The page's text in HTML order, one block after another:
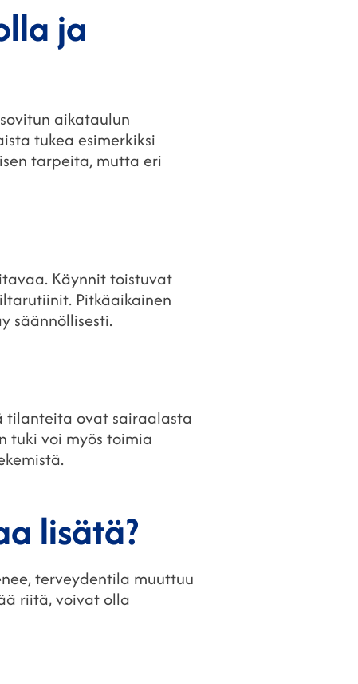
ja
aikataulun
tukea esimerkiksi
tarpeita, mutta eri
Käynnit toistuvat
Pitkäaikainen
säännöllisesti.
tilanteita ovat sairaalasta
tuki voi myös toimia
lisätä?
terveydentila muuttuu
riitä, voivat olla